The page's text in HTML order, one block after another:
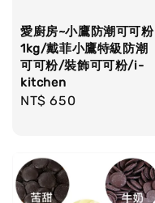
愛廚房~小鷹防潮可可粉
1kg/戴菲小鷹特級防潮
可可粉/裝飾可可粉/i-
kitchen
Regular
NT$ 650